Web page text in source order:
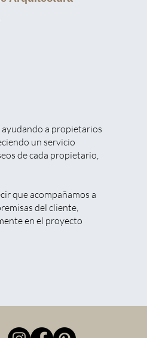
ayudando a propietarios
un servicio
de cada propietario,
que acompañamos a
del cliente,
en el proyecto